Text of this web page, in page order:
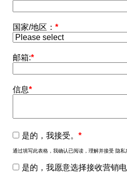
国家/地区： *
邮箱:*
信息*
是的，我接受。 *
通过填写此表格，我确认已阅读，理解并接受 隐私
是的，我愿意选择接收营销